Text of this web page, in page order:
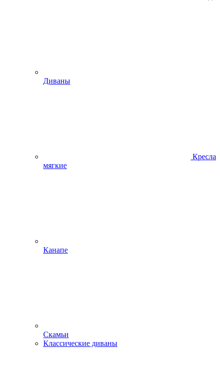
Диваны
Кресла
мягкие
Канапе
Скамьи
Классические диваны